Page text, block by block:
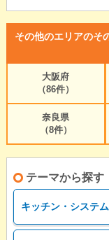
その他のエリアのそ
大阪府
（86件）
奈良県
（8件）
テーマから探す
キッチン・システ